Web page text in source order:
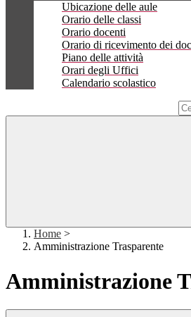
Ubicazione delle aule
Orario delle classi
Orario docenti
Orario di ricevimento dei
Piano delle attività
Orari degli Uffici
Calendario scolastico
Home >
Amministrazione Trasparente
Amministrazione